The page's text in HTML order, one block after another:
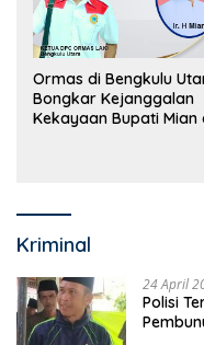
Ormas di Bengkulu
Bongkar Kejanggalan
Kekayaan Bupati Mian
Kriminal
24 April
Polisi